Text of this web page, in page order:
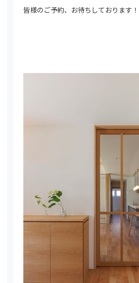
皆様のご予約、お待ちしております！